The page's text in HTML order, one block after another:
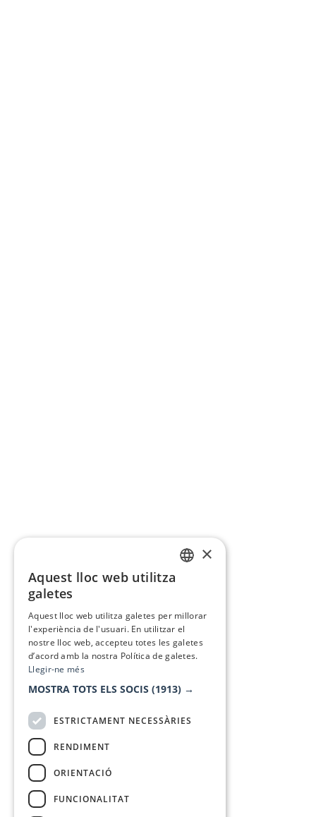
×
Aquest lloc web utilitza
galetes
Aquest lloc web utilitza galetes per millorar
l'experiència de l'usuari. En utilitzar el
nostre lloc web, accepteu totes les galetes
d’acord amb la nostra Política de galetes.
Llegir-ne més
MOSTRA TOTS ELS SOCIS (1913) →
ESTRICTAMENT NECESSÀRIES
RENDIMENT
ORIENTACIÓ
FUNCIONALITAT